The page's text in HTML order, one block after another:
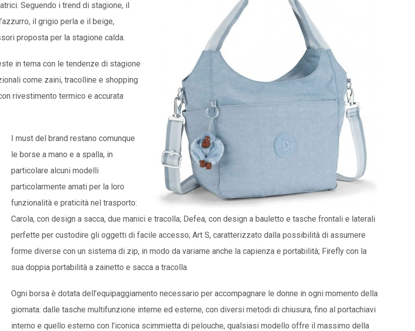
Seguendo i trend di stagione, il
il grigio perla e il beige,
proposta per la stagione calda.
in tema con le tendenze di stagione
come zaini, tracolline e shopping
rivestimento termico e accurata
I must del brand restano comunque
le borse a mano e a spalla, in
particolare alcuni modelli
particolarmente amati per la loro
funzionalità e praticità nel trasporto:
Carola, con design a sacca, due manici e tracolla; Defea, con design a bauletto e tasche frontali e laterali
perfette per custodire gli oggetti di facile accesso; Art S, caratterizzato dalla possibilità di assumere
forme diverse con un sistema di zip, in modo da variarne anche la capienza e portabilità; Firefly con la
sua doppia portabilità a zainetto e sacca a tracolla.
Ogni borsa è dotata dell’equipaggiamento necessario per accompagnare le donne in ogni momento della
giornata: dalle tasche multifunzione interne ed esterne, con diversi metodi di chiusura, fino al portachiavi
interno e quello esterno con l’iconica scimmietta di pelouche, qualsiasi modello offre il massimo della